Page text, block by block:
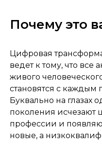
Почему это
Цифровая
ведет к тому, что все
живого
становятся с каждым
Буквально на глазах
поколения исчезают
профессии и
новые, а